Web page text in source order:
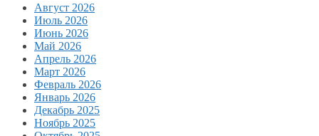
Август 2026
Июль 2026
Июнь 2026
Май 2026
Апрель 2026
Март 2026
Февраль 2026
Январь 2026
Декабрь 2025
Ноябрь 2025